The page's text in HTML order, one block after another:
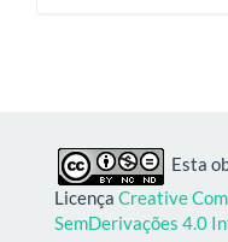
Esta
Licença Creative
SemDerivações 4.0